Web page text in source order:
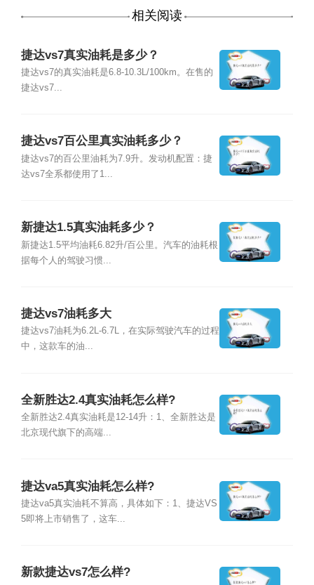
相关阅读
捷达vs7真实油耗是多少？
捷达vs7的真实油耗是6.8-10.3L/100km。在售的
捷达vs7...
捷达vs7百公里真实油耗多少？
捷达vs7的百公里油耗为7.9升。发动机配置：捷
达vs7全系都使用了1...
新捷达1.5真实油耗多少？
新捷达1.5平均油耗6.82升/百公里。汽车的油耗根
据每个人的驾驶习惯...
捷达vs7油耗多大
捷达vs7油耗为6.2L-6.7L，在实际驾驶汽车的过程
中，这款车的油...
全新胜达2.4真实油耗怎么样?
全新胜达2.4真实油耗是12-14升：1、全新胜达是
北京现代旗下的高端...
捷达va5真实油耗怎么样?
捷达va5真实油耗不算高，具体如下：1、捷达VS
5即将上市销售了，这车...
新款捷达vs7怎么样?